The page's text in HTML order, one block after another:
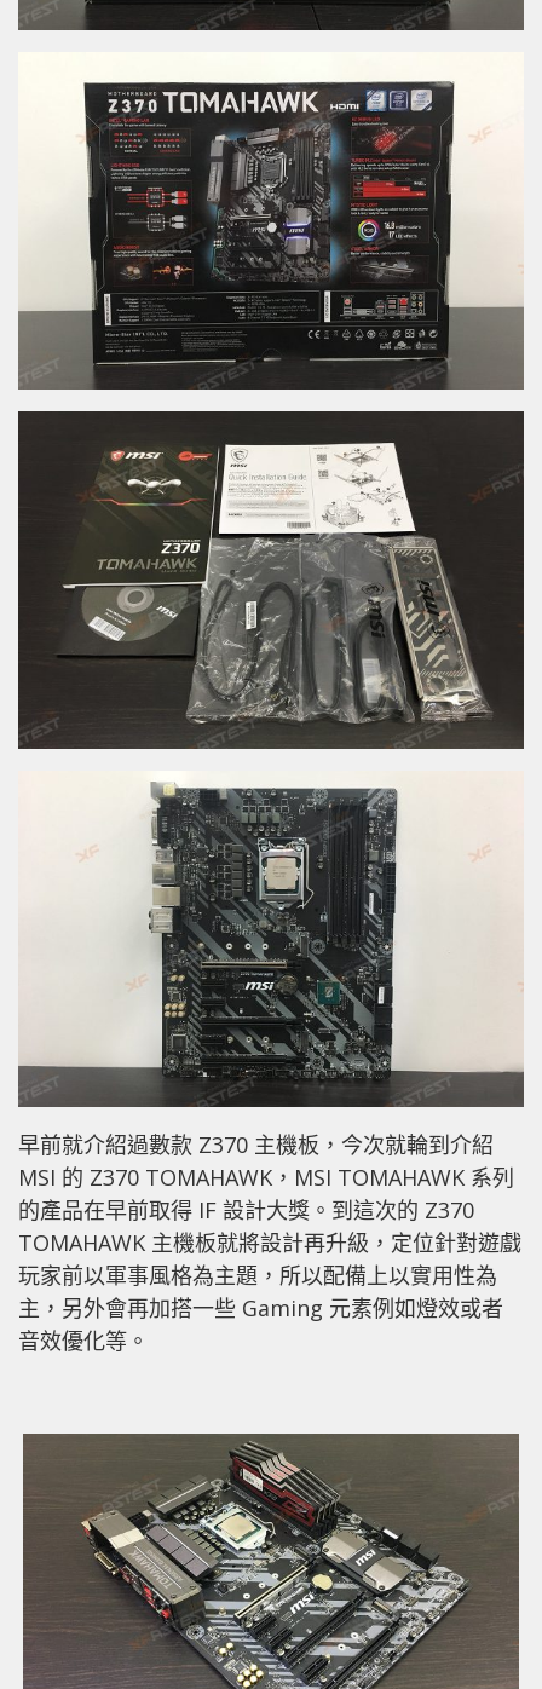
早前就介紹過數款 Z370 主機板，今次就輪到介紹
MSI 的 Z370 TOMAHAWK，MSI TOMAHAWK 系列
的產品在早前取得 IF 設計大獎。到這次的 Z370
TOMAHAWK 主機板就將設計再升級，定位針對遊戲
玩家前以軍事風格為主題，所以配備上以實用性為
主，另外會再加搭一些 Gaming 元素例如燈效或者
音效優化等。